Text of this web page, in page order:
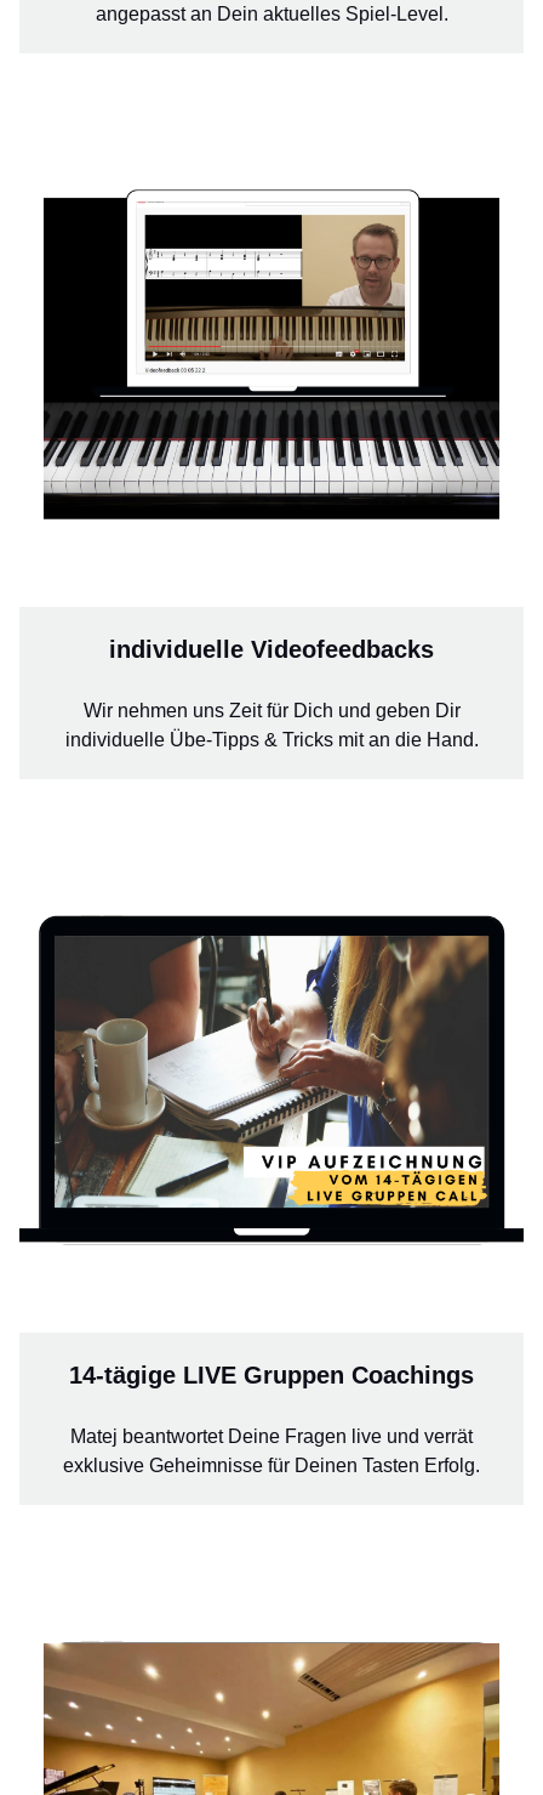
angepasst an Dein aktuelles Spiel-Level.
individuelle Videofeedbacks
Wir nehmen uns Zeit für Dich und geben Dir
individuelle Übe-Tipps & Tricks mit an die Hand.
14-tägige LIVE Gruppen Coachings
Matej beantwortet Deine Fragen live und verrät
exklusive Geheimnisse für Deinen Tasten Erfolg.